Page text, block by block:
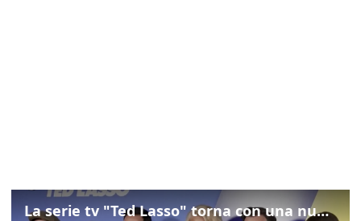
La serie tv "Ted Lasso" torna con una nuova squadra di calcio